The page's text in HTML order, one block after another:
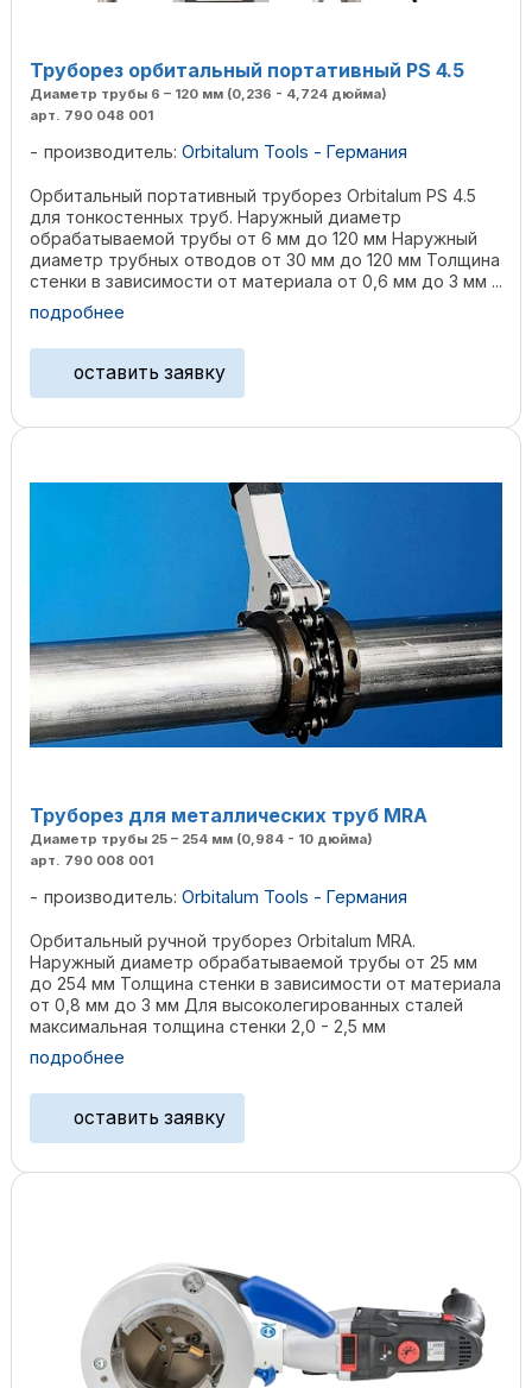
Труборез орбитальный портативный PS 4.5
Диаметр трубы 6 – 120 мм (0,236 - 4,724 дюйма)
арт. 790 048 001
производитель: Orbitalum Tools - Германия
Орбитальный портативный труборез Orbitalum PS 4.5
для тонкостенных труб. Наружный диаметр
обрабатываемой трубы от 6 мм до 120 мм Наружный
диаметр трубных отводов от 30 мм до 120 мм Толщина
стенки в зависимости от материала от 0,6 мм до 3 мм ...
подробнее
оставить заявку
Труборез для металлических труб MRA
Диаметр трубы 25 – 254 мм (0,984 - 10 дюйма)
арт. 790 008 001
производитель: Orbitalum Tools - Германия
Орбитальный ручной труборез Orbitalum MRA.
Наружный диаметр обрабатываемой трубы от 25 мм
до 254 мм Толщина стенки в зависимости от материала
от 0,8 мм до 3 мм Для высоколегированных сталей
максимальная толщина стенки 2,0 - 2,5 мм
Обрабатываемые ...
подробнее
оставить заявку